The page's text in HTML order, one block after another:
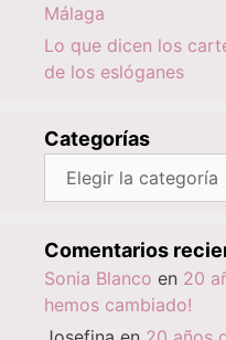
Málaga
Lo que dicen los
de los eslóganes
Categorías
Categorías
Comentarios
Sonia Blanco en 20
hemos cambiado!